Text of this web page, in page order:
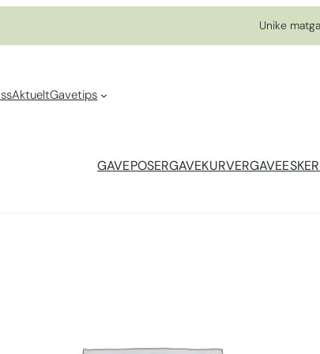
Unike
AktueltGavetips
GAVEPOSERGAVEKURVERGAVEESKER